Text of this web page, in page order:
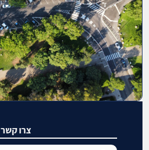
צרו קשר